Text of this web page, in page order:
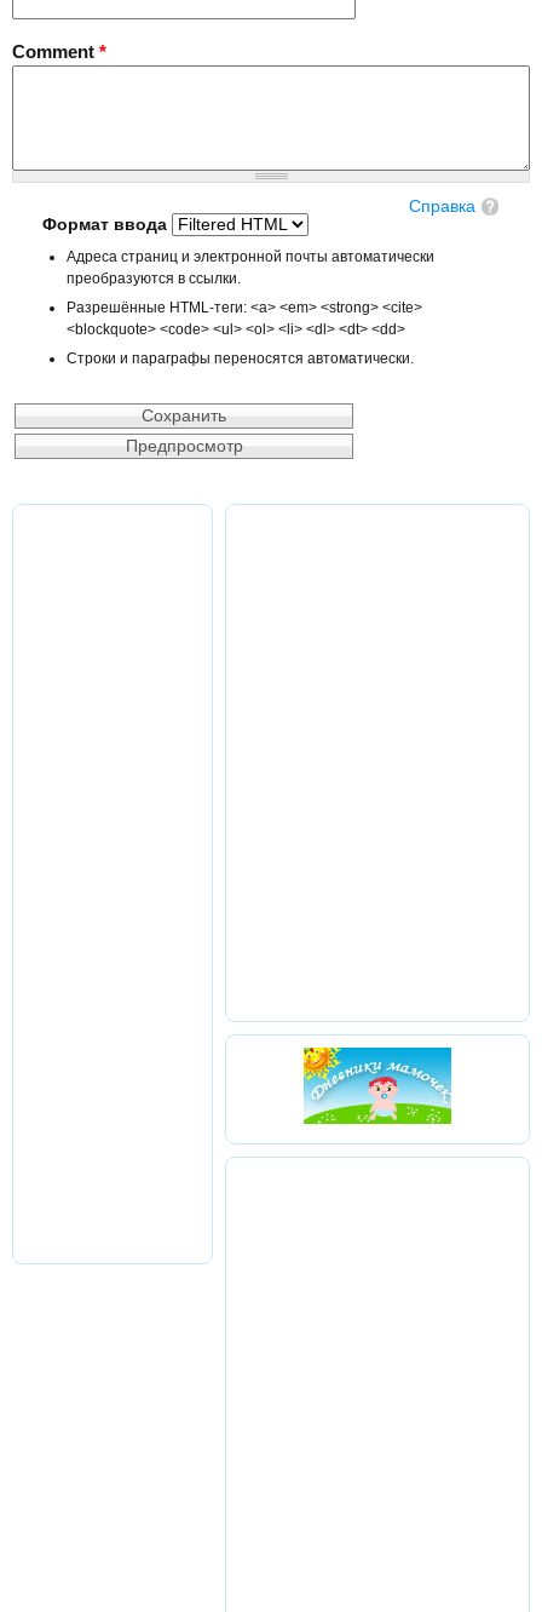
Comment *
Справка
Формат ввода
Адреса страниц и электронной почты автоматически
преобразуются в ссылки.
Разрешённые HTML-теги: <a> <em> <strong> <cite>
<blockquote> <code> <ul> <ol> <li> <dl> <dt> <dd>
Строки и параграфы переносятся автоматически.